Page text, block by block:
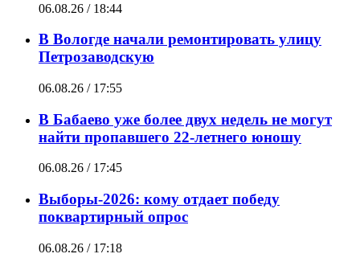
06.08.26 / 18:44
В Вологде начали ремонтировать улицу
Петрозаводскую
06.08.26 / 17:55
В Бабаево уже более двух недель не могут
найти пропавшего 22-летнего юношу
06.08.26 / 17:45
Выборы-2026: кому отдает победу
поквартирный опрос
06.08.26 / 17:18